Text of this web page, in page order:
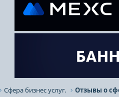
Сфера бизнес услуг. Отзывы о